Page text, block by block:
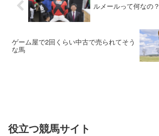
ルメールって何なの？
ゲーム屋で2回くらい中古で売られてそう
な馬
役立つ競馬サイト